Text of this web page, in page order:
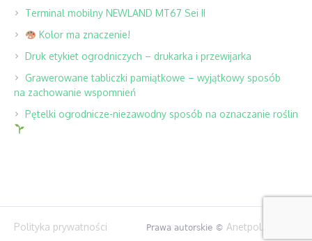
Terminal mobilny NEWLAND MT67 Sei II
Kolor ma znaczenie!
Druk etykiet ogrodniczych – drukarka i przewijarka
Grawerowane tabliczki pamiątkowe – wyjątkowy sposób
na zachowanie wspomnień
Pętelki ogrodnicze-niezawodny sposób na oznaczanie roślin
Prawa autorskie © Anetpol.pl
Polityka prywatności